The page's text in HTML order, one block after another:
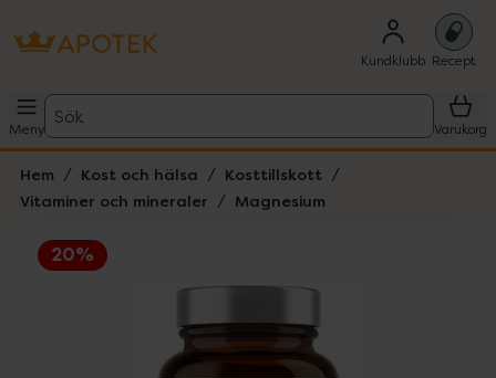
Kundklubb Recept
Meny
Sök
Varukorg
Hem Kost och hälsa
Kosttillskott
Vitaminer och mineraler
Magnesium
20%
Lista: . Innehåller 1 objekt.